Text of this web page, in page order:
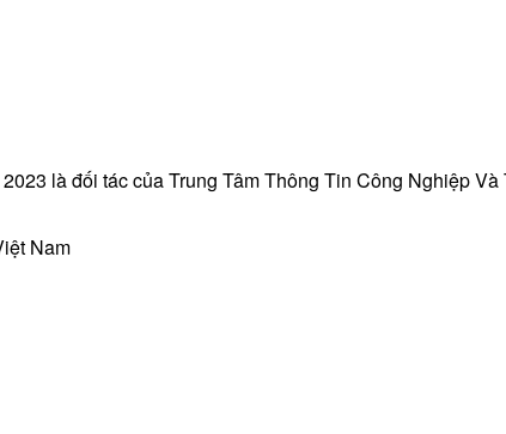
là đối tác của Trung Tâm Thông Tin Công Nghiệp
Nam